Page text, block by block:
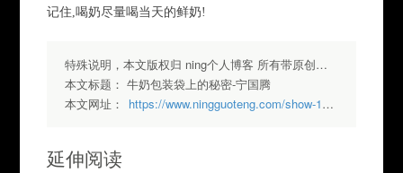
记住,喝奶尽量喝当天的鲜奶!
特殊说明，本文版权归 ning个人博客 所有带原创标签请勿转载，转载请注明出处.
本文标题：牛奶包装袋上的秘密-宁国腾
本文网址：
https://www.ningguoteng.com/show-192.html
延伸阅读